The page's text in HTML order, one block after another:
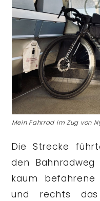
Mein Fahrrad im Zug von
Die Strecke
den
kaum befahrene
und rechts